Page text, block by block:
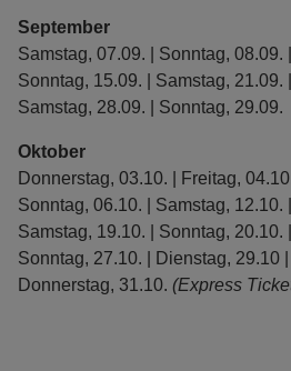
September
Samstag, 07.09. | Sonntag, 08.09.
Sonntag, 15.09. | Samstag, 21.09.
Samstag, 28.09. | Sonntag, 29.09.
Oktober
Donnerstag, 03.10. | Freitag,
Sonntag, 06.10. | Samstag, 12.10.
Samstag, 19.10. | Sonntag, 20.10.
Sonntag, 27.10. | Dienstag, 29.10 |
Donnerstag, 31.10. (Express